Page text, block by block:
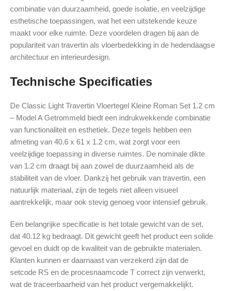
combinatie van duurzaamheid, goede isolatie, en veelzijdige
esthetische toepassingen, wat het een uitstekende keuze
maakt voor elke ruimte. Deze voordelen dragen bij aan de
populariteit van travertin als vloerbedekking in de hedendaagse
architectuur en interieurdesign.
Technische Specificaties
De Classic Light Travertin Vloertegel Kleine Roman Set 1.2 cm
– Model A Getrommeld biedt een indrukwekkende combinatie
van functionaliteit en esthetiek. Deze tegels hebben een
afmeting van 40.6 x 61 x 1.2 cm, wat zorgt voor een
veelzijdige toepassing in diverse ruimtes. De nominale dikte
van 1.2 cm draagt bij aan zowel de duurzaamheid als de
stabiliteit van de vloer. Dankzij het gebruik van travertin, een
natuurlijk materiaal, zijn de tegels niet alleen visueel
aantrekkelijk, maar ook stevig genoeg voor intensief gebruik.
Een belangrijke specificatie is het totale gewicht van de set,
dat 40.12 kg bedraagt. Dit gewicht geeft het product een solide
gevoel en duidt op de kwaliteit van de gebruikte materialen.
Klanten kunnen er daarnaast van verzekerd zijn dat de
setcode RS en de procesnaamcode T correct zijn verwerkt,
wat de traceerbaarheid van het product vergemakkelijkt.